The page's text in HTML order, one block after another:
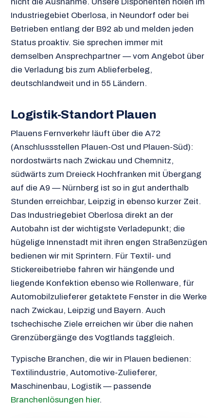
nicht die Ausnahme. Unsere Disponenten holen im
Industriegebiet Oberlosa, in Neundorf oder bei
Betrieben entlang der B92 ab und melden jeden
Status proaktiv. Sie sprechen immer mit
demselben Ansprechpartner — vom Angebot über
die Verladung bis zum Ablieferbeleg,
deutschlandweit und in 55 Ländern.
Logistik-Standort Plauen
Plauens Fernverkehr läuft über die A72
(Anschlussstellen Plauen-Ost und Plauen-Süd):
nordostwärts nach Zwickau und Chemnitz,
südwärts zum Dreieck Hochfranken mit Übergang
auf die A9 — Nürnberg ist so in gut anderthalb
Stunden erreichbar, Leipzig in ebenso kurzer Zeit.
Das Industriegebiet Oberlosa direkt an der
Autobahn ist der wichtigste Verladepunkt; die
hügelige Innenstadt mit ihren engen Straßenzügen
bedienen wir mit Sprintern. Für Textil- und
Stickereibetriebe fahren wir hängende und
liegende Konfektion ebenso wie Rollenware, für
Automobilzulieferer getaktete Fenster in die Werke
nach Zwickau, Leipzig und Bayern. Auch
tschechische Ziele erreichen wir über die nahen
Grenzübergänge des Vogtlands taggleich.
Typische Branchen, die wir in Plauen bedienen:
Textilindustrie, Automotive-Zulieferer,
Maschinenbau, Logistik — passende
Branchenlösungen hier.